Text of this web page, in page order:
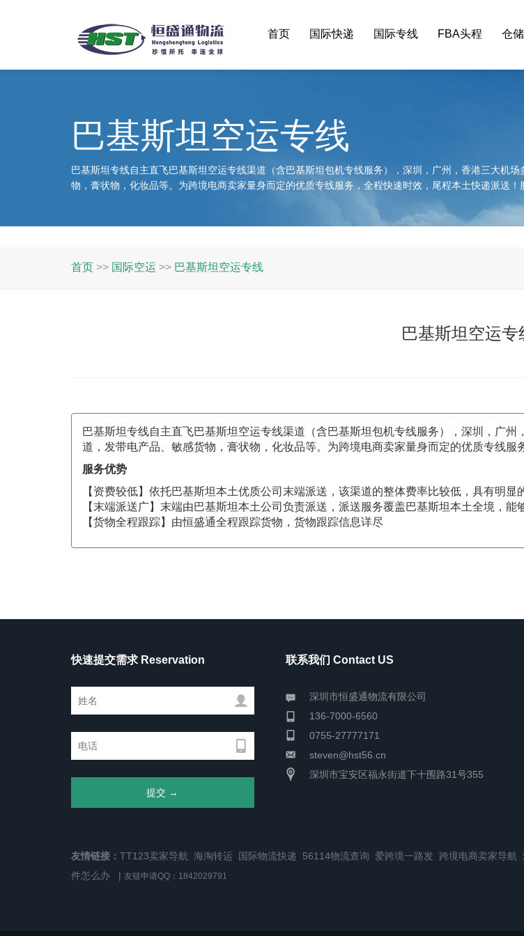
首页 国际快递 国际专线 FBA头程 仓
巴基斯坦空运专线
巴基斯坦专线自主直飞巴基斯坦空运专线渠道（含巴基斯坦包机专线服务），深圳，广州，香港三大机
物，膏状物，化妆品等。为跨境电商卖家量身而定的优质专线服务，全程快速时效，尾程本土快递派送
首页 >> 国际空运 >> 巴基斯坦空运专线
巴基斯坦空运专
巴基斯坦专线自主直飞巴基斯坦空运专线渠道（含巴基斯坦包机专线服务），深圳，广
道，发带电产品、敏感货物，膏状物，化妆品等。为跨境电商卖家量身而定的优质专线服
服务优势
【资费较低】依托巴基斯坦本土优质公司末端派送，该渠道的整体费率比较低，具有明显
【末端派送广】末端由巴基斯坦本土公司负责派送，派送服务覆盖巴基斯坦本土全境，能
【货物全程跟踪】由恒盛通全程跟踪货物，货物跟踪信息详尽
快速提交需求 Reservation 联系我们 Contact US
深圳市恒盛通物流有限公司
136-7000-6560
0755-27777171
steven@hst56.cn
深圳市宝安区福永街道下十围路31号355
友情链接： TT123卖家导航 海淘转运 国际物流快递 56114物流查询 爱跨境一路发 跨境电商卖家导航
件怎么办 | 友链申请QQ：1842029791